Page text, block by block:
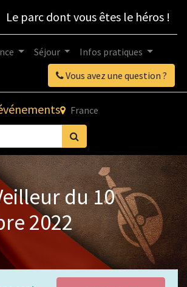
Le parc dont vous êtes le héros !
Vous avez une question ?
Séjour Infos pratiques
France
du 10
2022